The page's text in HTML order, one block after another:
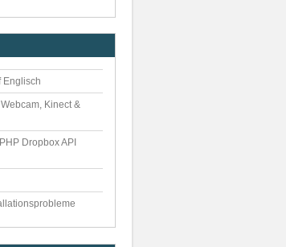
Englisch
Kinect &
Dropbox API